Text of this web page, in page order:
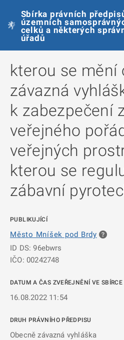
Sbírka právních
územních
celků a některých
úřadů
kterou se mění
závazná
k zabezpečení
veřejného
veřejných
kterou se
zábavní
PUBLIKUJÍCÍ
Město Mníšek pod Brdy
ID DS: 96ebwrs
IČO: 00242748
DATUM A ČAS ZVEŘEJNĚNÍ VE SBÍRCE
16.08.2022 11:54
DRUH PRÁVNÍHO PŘEDPISU
Obecně závazná vyhláška